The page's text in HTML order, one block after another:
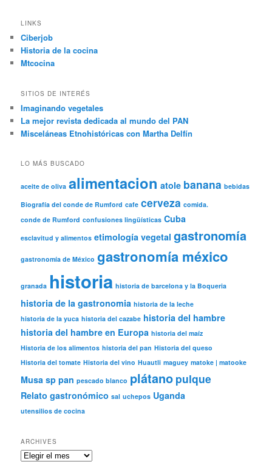
LINKS
Ciberjob
Historia de la cocina
Mtcocina
SITIOS DE INTERÉS
Imaginando vegetales
La mejor revista dedicada al mundo del PAN
Misceláneas Etnohistóricas con Martha Delfín
LO MÁS BUSCADO
aceite de oliva alimentacion atole banana bebidas
Biografía del conde de Rumford cafe cerveza comida.
conde de Rumford confusiones lingüísticas Cuba
esclavitud y alimentos etimología vegetal gastronomía
gastronomía de México gastronomía méxico
granada historia historia de barcelona y la Boqueria
historia de la gastronomia historia de la leche
historia de la yuca historia del cazabe historia del hambre
historia del hambre en Europa historia del maíz
Historia de los alimentos historia del pan Historia del queso
Historia del tomate Historia del vino Huautli maguey matoke | matooke
Musa sp pan pescado blanco plátano pulque
Relato gastronómico sal uchepos Uganda
utensilios de cocina
ARCHIVES
Archives